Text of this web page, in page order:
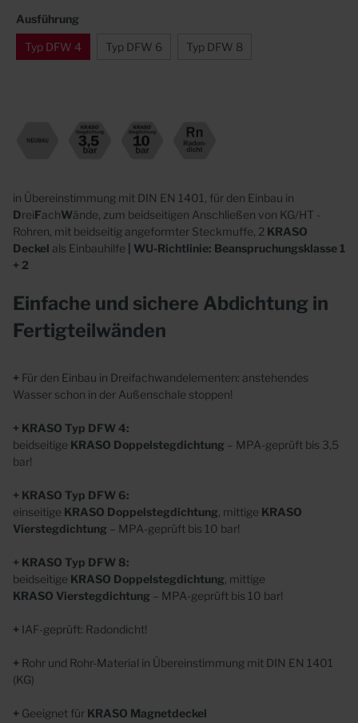
Ausführung
Typ DFW 4 Typ DFW 6 Typ DFW 8
in Übereinstimmung mit DIN EN 1401, für den Einbau in
DreiFachWände, zum beidseitigen Anschließen von KG/HT -
Rohren, mit beidseitig angeformter Steckmuffe, 2 KRASO
Deckel als Einbauhilfe | WU-Richtlinie: Beanspruchungsklasse 1
+ 2
Einfache und sichere Abdichtung in
Fertigteilwänden
+ Für den Einbau in Dreifachwandelementen: anstehendes
Wasser schon in der Außenschale stoppen!
+ KRASO Typ DFW 4:
beidseitige KRASO Doppelstegdichtung – MPA-geprüft bis 3,5
bar!
+ KRASO Typ DFW 6:
einseitige KRASO Doppelstegdichtung, mittige KRASO
Vierstegdichtung – MPA-geprüft bis 10 bar!
+ KRASO Typ DFW 8:
beidseitige KRASO Doppelstegdichtung, mittige
KRASO Vierstegdichtung – MPA-geprüft bis 10 bar!
+ IAF-geprüft: Radondicht!
+ Rohr und Rohr-Material in Übereinstimmung mit DIN EN 1401
(KG)
+ Geeignet für KRASO Magnetdeckel